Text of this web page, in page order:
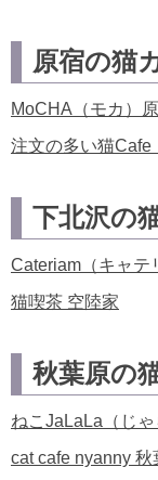
原宿の猫
MoCHA（モカ）
注文の多い猫Cafe
下北沢の
Cateriam（キャテ
猫喫茶 空陸家
秋葉原の
ねこJaLaLa（じゃ
cat cafe nyanny 秋